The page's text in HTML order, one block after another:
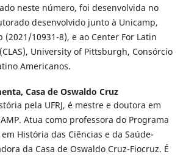
neste número, foi desenvolvida no
desenvolvido junto à Unicamp,
(2021/10931-8), e ao Center For Latin
University of Pittsburgh, Consórcio
Americanos.
Casa de Oswaldo Cruz
pela UFRJ, é mestre e doutora em
Atua como professora do Programa
História das Ciências e da Saúde-
da Casa de Oswaldo Cruz-Fiocruz. É